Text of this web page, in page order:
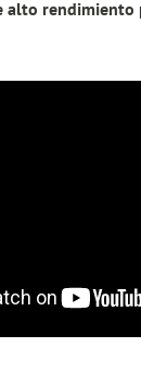
alto rendimiento